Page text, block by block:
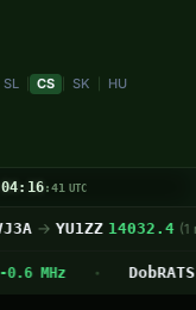
SL CS SK HU
04:16:42 UTC
Rundspruch •
→ YU1ZZ 14032.4 (1
FM · ↑ 09:18 ↓ 09:23
14.027 CW (13
Recreation Site 14074.0
MHz